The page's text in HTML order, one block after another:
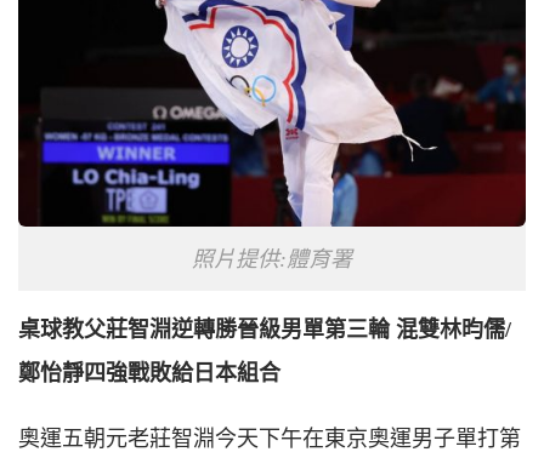
照片提供:體育署
桌球教父莊智淵逆轉勝晉級男單第三輪 混雙林昀儒/
鄭怡靜四強戰敗給日本組合
奧運五朝元老莊智淵今天下午在東京奧運男子單打第